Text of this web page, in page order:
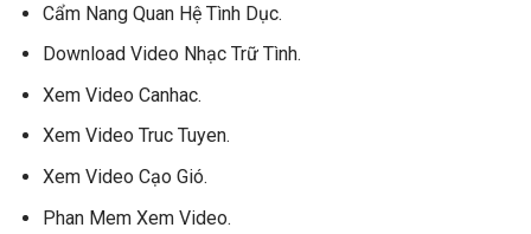
Cẩm Nang Quan Hệ Tình Dục.
Download Video Nhạc Trữ Tình.
Xem Video Canhac.
Xem Video Truc Tuyen.
Xem Video Cạo Gió.
Phan Mem Xem Video.